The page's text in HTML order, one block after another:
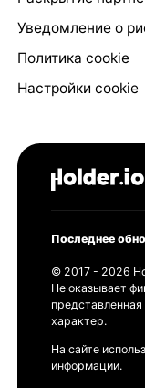
Уведомление о
Политика cookie
Настройки cookie
Последнее
© 2017 - 2026
Не оказывает
характер.
На сайте
информации.